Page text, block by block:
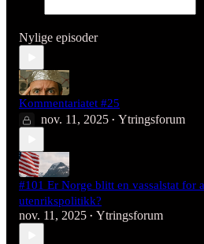
Nylige episoder
Kommentariatet #25
nov. 11, 2025 • Ytringsforum
#101 Er Norge blitt en vassalstat for
utenrikspolitikk?
nov. 11, 2025 • Ytringsforum